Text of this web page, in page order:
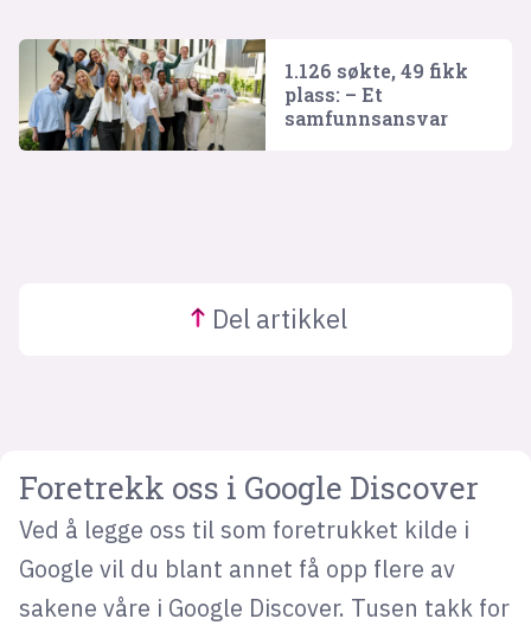
1.126 søkte, 49 fikk
plass: – Et
samfunnsansvar
Del artikkel
Foretrekk oss i Google Discover
Ved å legge oss til som foretrukket kilde i
Google vil du blant annet få opp flere av
sakene våre i Google Discover. Tusen takk for